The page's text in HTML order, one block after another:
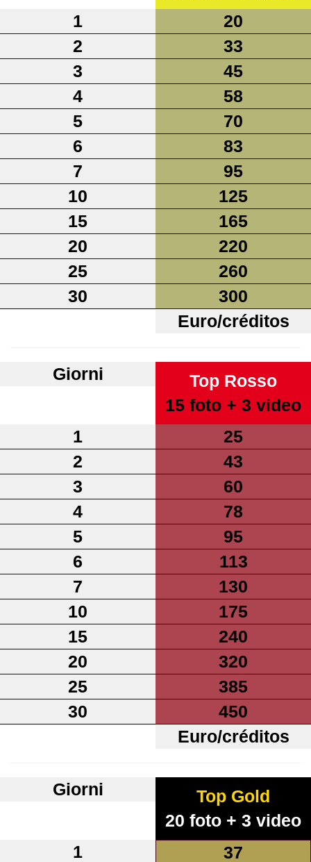
1
20
2
33
3
45
4
58
5
70
6
83
7
95
10
125
15
165
20
220
25
260
30
300
Euro/créditos
Giorni
Top Rosso
15 foto + 3 video
1
25
2
43
3
60
4
78
5
95
6
113
7
130
10
175
15
240
20
320
25
385
30
450
Euro/créditos
Giorni
Top Gold
20 foto + 3 video
1
37